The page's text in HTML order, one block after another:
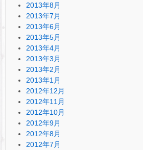
2013年8月
2013年7月
2013年6月
2013年5月
2013年4月
2013年3月
2013年2月
2013年1月
2012年12月
2012年11月
2012年10月
2012年9月
2012年8月
2012年7月